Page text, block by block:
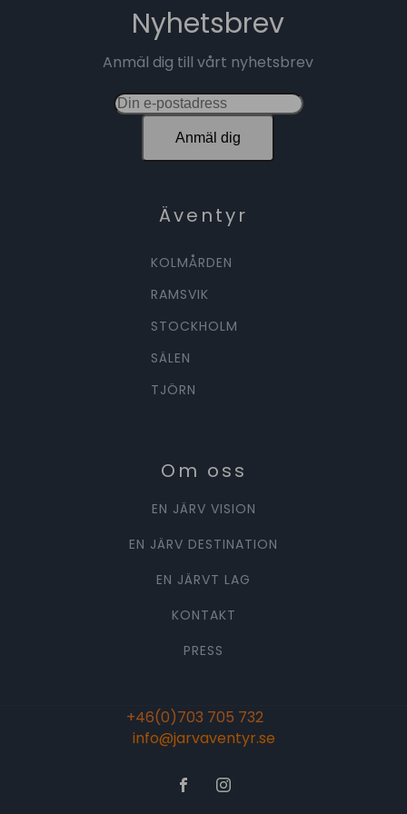
Nyhetsbrev
Anmäl dig till vårt nyhetsbrev
Anmäl dig
Äventyr
KOLMÅRDEN
RAMSVIK
STOCKHOLM
SÄLEN
TJÖRN
Om oss
EN JÄRV VISION
EN JÄRV DESTINATION
EN JÄRVT LAG
KONTAKT
PRESS
+46(0)703 705 732
info@jarvaventyr.se